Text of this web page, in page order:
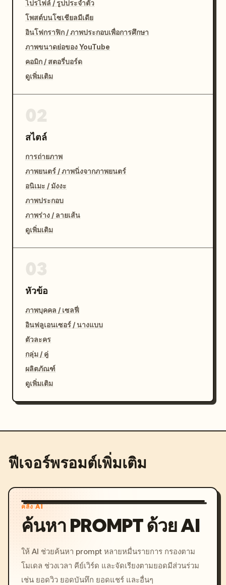
โปรไฟล์ / รูปประจำตัว
โพสต์บนโซเชียลมีเดีย
อินโฟกราฟิก / ภาพประกอบเพื่อการศึกษา
ภาพขนาดย่อของ YouTube
คอมิก / สตอรี่บอร์ด
ดูเพิ่มเติม
สไตล์
การถ่ายภาพ
ภาพยนตร์ / ภาพนิ่งจากภาพยนตร์
อนิเมะ / มังงะ
ภาพประกอบ
ภาพร่าง / ลายเส้น
ดูเพิ่มเติม
หัวข้อ
ภาพบุคคล / เซลฟี่
อินฟลูเอนเซอร์ / นางแบบ
ตัวละคร
กลุ่ม / คู่
ผลิตภัณฑ์
ดูเพิ่มเติม
ฟีเจอร์พรอมต์เพิ่มเติม
คลัง AI
ค้นหา PROMPT ด้วย AI
ให้ AI ช่วยค้นหา prompt หลายหมื่นรายการ กรองตาม
โมเดล ช่วงเวลา คีย์เวิร์ด และจัดเรียงตามยอดมีส่วนร่วม
เช่น ยอดวิว ยอดบันทึก ยอดแชร์ และอื่นๆ